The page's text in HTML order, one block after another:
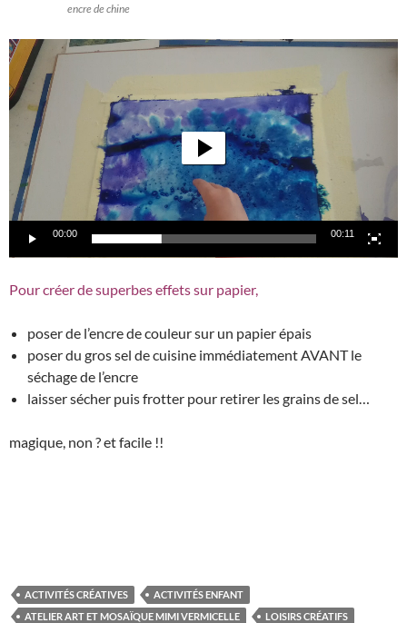
encre de chine
Lecteur
vidéo
00:00 00:11
Pour créer de superbes effets sur papier,
poser de l’encre de couleur sur un papier épais
poser du gros sel de cuisine immédiatement AVANT le
séchage de l’encre
laisser sécher puis frotter pour retirer les grains de sel…
magique, non ? et facile !!
ACTIVITÉS CRÉATIVES
ACTIVITÉS ENFANT
ATELIER ART ET MOSAÏQUE MIMI VERMICELLE
LOISIRS CRÉATIFS